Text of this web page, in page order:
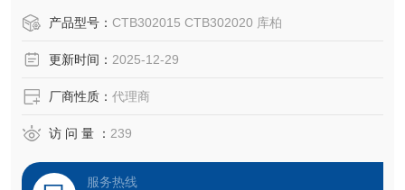
ardous area applications.
产品型号： CTB302015 CTB302020 库柏
更新时间： 2025-12-29
厂商性质： 代理商
访 问 量 ： 239
服务热线